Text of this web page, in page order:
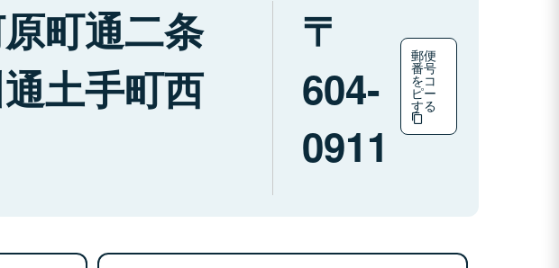
町通二条
土手町西
604-
0911
郵便
番号
をコ
ピー
する